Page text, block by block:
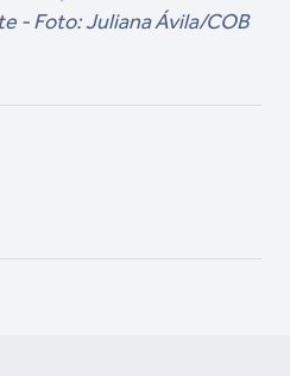
- Foto: Juliana Ávila/COB